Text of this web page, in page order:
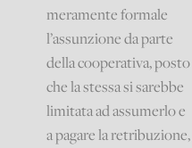
meramente formale
l’assunzione da parte
della cooperativa, posto
che la stessa si sarebbe
limitata ad assumerlo e
a pagare la retribuzione,